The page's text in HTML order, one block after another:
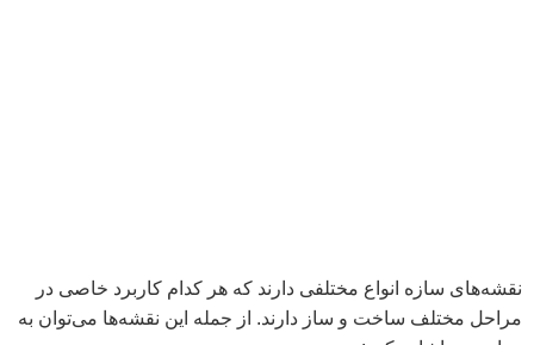
نقشه‌های سازه انواع مختلفی دارند که هر کدام کاربرد خاصی در
مراحل مختلف ساخت و ساز دارند. از جمله این نقشه‌ها می‌توان به